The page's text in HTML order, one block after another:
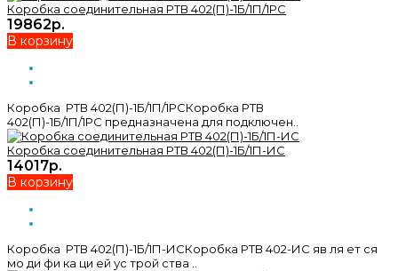
Коробка соединительная РТВ 402(П)-1Б/1П/1РС
19862р.
В корзину
Коробка РТВ 402(П)-1Б/1П/1РСКоробка РТВ
402(П)-1Б/1П/1РС предназначена для подключен..
Коробка соединительная РТВ 402(П)-1Б/1П-ИС
14017р.
В корзину
Коробка РТВ 402(П)-1Б/1П-ИСКоробка РТВ 402-ИС яв ля ет ся
мо ди фи ка ци ей ус трой ства ..